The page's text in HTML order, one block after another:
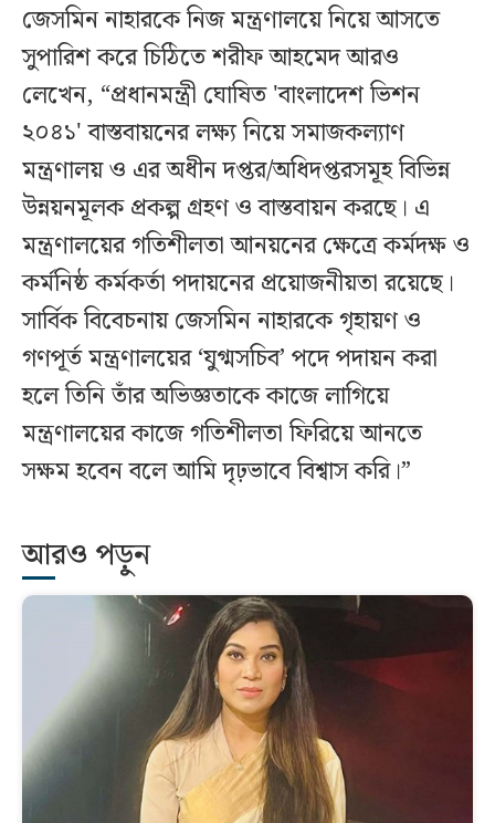
জেসমিন নাহারকে নিজ মন্ত্রণালয়ে নিয়ে আসতে
সুপারিশ করে চিঠিতে শরীফ আহমেদ আরও
লেখেন, “প্রধানমন্ত্রী ঘোষিত 'বাংলাদেশ ভিশন
২০৪১' বাস্তবায়নের লক্ষ্য নিয়ে সমাজকল্যাণ
মন্ত্রণালয় ও এর অধীন দপ্তর/অধিদপ্তরসমূহ বিভিন্ন
উন্নয়নমূলক প্রকল্প গ্রহণ ও বাস্তবায়ন করছে। এ
মন্ত্রণালয়ের গতিশীলতা আনয়নের ক্ষেত্রে কর্মদক্ষ ও
কর্মনিষ্ঠ কর্মকর্তা পদায়নের প্রয়োজনীয়তা রয়েছে।
সার্বিক বিবেচনায় জেসমিন নাহারকে গৃহায়ণ ও
গণপূর্ত মন্ত্রণালয়ের ‘যুগ্মসচিব’ পদে পদায়ন করা
হলে তিনি তাঁর অভিজ্ঞতাকে কাজে লাগিয়ে
মন্ত্রণালয়ের কাজে গতিশীলতা ফিরিয়ে আনতে
সক্ষম হবেন বলে আমি দৃঢ়ভাবে বিশ্বাস করি।”
আরও পড়ুন